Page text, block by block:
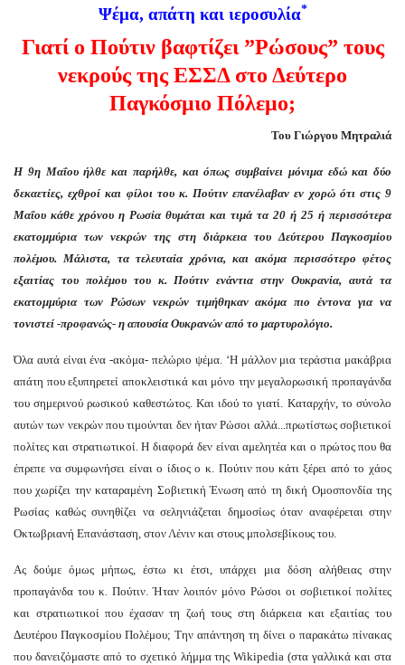
Ψέμα, απάτη και ιεροσυλία*
Γιατί ο Πούτιν βαφτίζει ”Ρώσους” τους
νεκρούς της ΕΣΣΔ στο Δεύτερο
Παγκόσμιο Πόλεμο;
Του Γιώργου Μητραλιά
Η 9η Μαΐου ήλθε και παρήλθε, και όπως συμβαίνει μόνιμα εδώ και δύο
δεκαετίες, εχθροί και φίλοι του κ. Πούτιν επανέλαβαν εν χορώ ότι στις 9
Μαΐου κάθε χρόνου η Ρωσία θυμάται και τιμά τα 20 ή 25 ή περισσότερα
εκατομμύρια των νεκρών της στη διάρκεια του Δεύτερου Παγκοσμίου
πολέμου. Μάλιστα, τα τελευταία χρόνια, και ακόμα περισσότερο φέτος
εξαιτίας του πολέμου του κ. Πούτιν ενάντια στην Ουκρανία, αυτά τα
εκατομμύρια των Ρώσων νεκρών τιμήθηκαν ακόμα πιο έντονα για να
τονιστεί -προφανώς- η απουσία Ουκρανών από το μαρτυρολόγιο.
Όλα αυτά είναι ένα -ακόμα- πελώριο ψέμα. ‘Η μάλλον μια τεράστια μακάβρια
απάτη που εξυπηρετεί αποκλειστικά και μόνο την μεγαλορωσική προπαγάνδα
του σημερινού ρωσικού καθεστώτος. Και ιδού το γιατί. Καταρχήν, το σύνολο
αυτών των νεκρών που τιμούνται δεν ήταν Ρώσοι αλλά...πρωτίστως σοβιετικοί
πολίτες και στρατιωτικοί. Η διαφορά δεν είναι αμελητέα και ο πρώτος που θα
έπρεπε να συμφωνήσει είναι ο ίδιος ο κ. Πούτιν που κάτι ξέρει από το χάος
που χωρίζει την καταραμένη Σοβιετική Ένωση από τη δική Ομοσπονδία της
Ρωσίας καθώς συνηθίζει να σεληνιάζεται δημοσίως όταν αναφέρεται στην
Οκτωβριανή Επανάσταση, στον Λένιν και στους μπολσεβίκους του.
Ας δούμε όμως μήπως, έστω κι έτσι, υπάρχει μια δόση αλήθειας στην
προπαγάνδα του κ. Πούτιν. Ήταν λοιπόν μόνο Ρώσοι οι σοβιετικοί πολίτες
και στρατιωτικοί που έχασαν τη ζωή τους στη διάρκεια και εξαιτίας του
Δευτέρου Παγκοσμίου Πολέμου; Την απάντηση τη δίνει ο παρακάτω πίνακας
που δανειζόμαστε από το σχετικό λήμμα της Wikipedia (στα γαλλικά και στα